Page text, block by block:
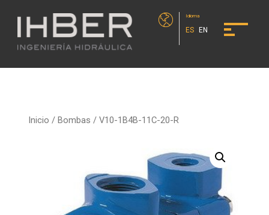
Idioma
ES EN
Inicio /Bombas / V10-1B4B-11C-20-R